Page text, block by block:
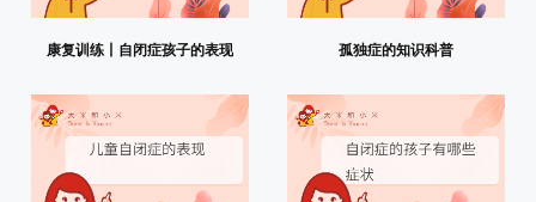
康复训练丨自闭症孩子的表现 孤独症的知识科普